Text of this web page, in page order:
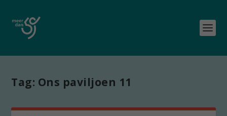
Tag: Ons paviljoen 11